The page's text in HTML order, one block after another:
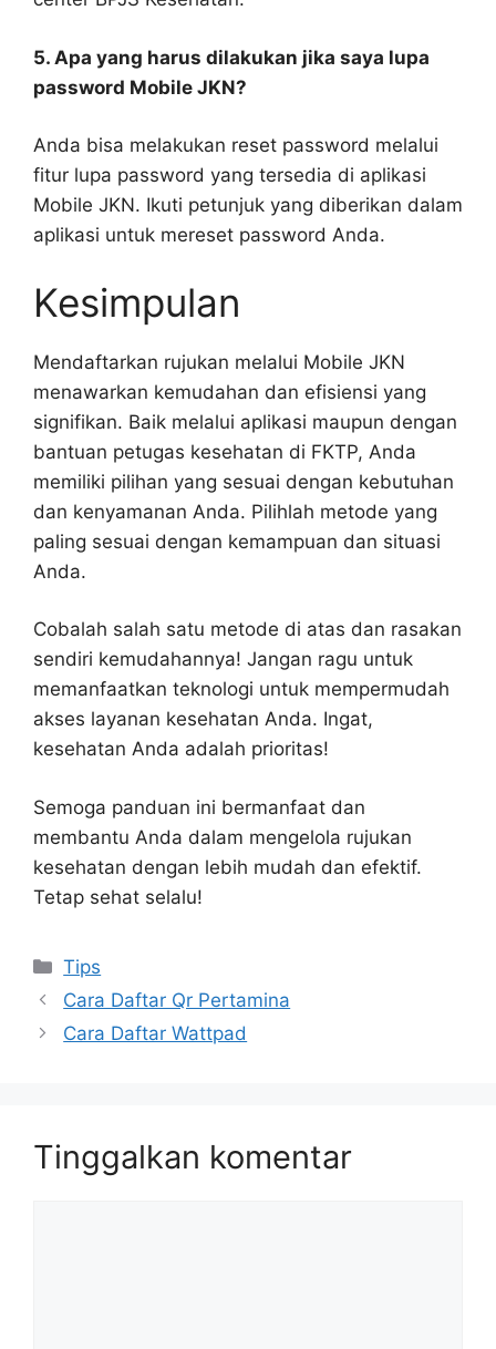
5. Apa yang harus dilakukan jika saya lupa
password Mobile JKN?
Anda bisa melakukan reset password melalui
fitur lupa password yang tersedia di aplikasi
Mobile JKN. Ikuti petunjuk yang diberikan dalam
aplikasi untuk mereset password Anda.
Kesimpulan
Mendaftarkan rujukan melalui Mobile JKN
menawarkan kemudahan dan efisiensi yang
signifikan. Baik melalui aplikasi maupun dengan
bantuan petugas kesehatan di FKTP, Anda
memiliki pilihan yang sesuai dengan kebutuhan
dan kenyamanan Anda. Pilihlah metode yang
paling sesuai dengan kemampuan dan situasi
Anda.
Cobalah salah satu metode di atas dan rasakan
sendiri kemudahannya! Jangan ragu untuk
memanfaatkan teknologi untuk mempermudah
akses layanan kesehatan Anda. Ingat,
kesehatan Anda adalah prioritas!
Semoga panduan ini bermanfaat dan
membantu Anda dalam mengelola rujukan
kesehatan dengan lebih mudah dan efektif.
Tetap sehat selalu!
Kategori
Tips
Cara Daftar Qr Pertamina
Cara Daftar Wattpad
Tinggalkan komentar